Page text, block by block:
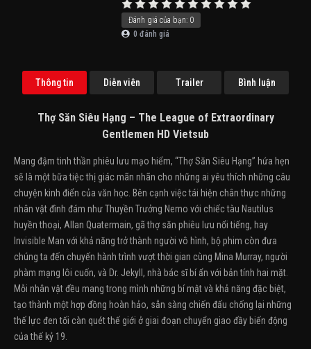
Đánh giá của bạn: 0
0 đánh giá
Thông tin Diễn viên Trailer Bình luận
Thợ Săn Siêu Hạng – The League of Extraordinary
Gentlemen HD Vietsub
Mang đậm tinh thần phiêu lưu mạo hiểm, “Thợ Săn Siêu Hạng” hứa hẹn
sẽ là một bữa tiệc thị giác mãn nhãn cho những ai yêu thích những câu
chuyện kinh điển của văn học. Bên cạnh việc tái hiện chân thực những
nhân vật đình đám như Thuyền Trưởng Nemo với chiếc tàu Nautilus
huyền thoại, Allan Quatermain, gã thợ săn phiêu lưu nổi tiếng, hay
Invisible Man với khả năng trở thành người vô hình, bộ phim còn đưa
chúng ta đến chuyến hành trình vượt thời gian cùng Mina Murray, người
phàm mạng lôi cuốn, và Dr. Jekyll, nhà bác sĩ bí ẩn với bản tính hai mặt.
Mỗi nhân vật đều mang trong mình những bí mật và khả năng đặc biệt,
tạo thành một hợp đồng hoàn hảo, sẵn sàng chiến đấu chống lại những
thế lực đen tối càn quét thế giới ở giai đoạn chuyển giao đầy biến động
của thế kỷ 19.